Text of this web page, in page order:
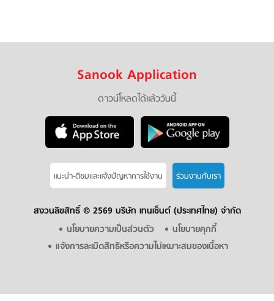
Sanook Application
ดาวน์โหลดได้แล้ววันนี้
แนะนำ-ติชมเเละแจ้งปัญหาการใช้งาน ร่วมงานกับเรา
สงวนลิขสิทธิ์ © 2569 บริษัท เทนเซ็นต์ (ประเทศไทย) จำกัด
นโยบายความเป็นส่วนตัว
นโยบายคุกกี้
แจ้งการละเมิดสิทธิหรือความไม่เหมาะสมของเนื้อหา